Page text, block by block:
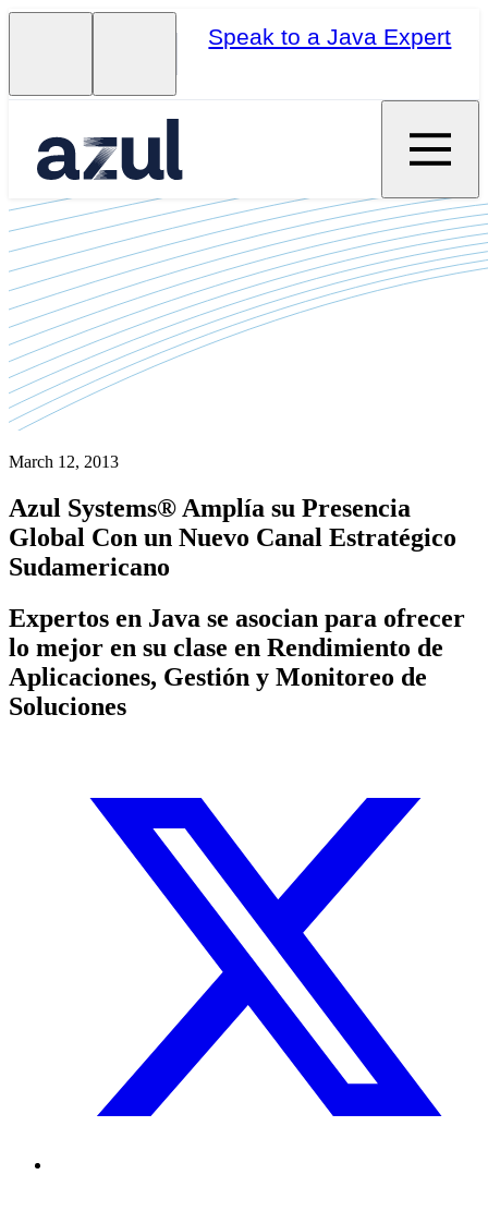
Speak to a Java Expert
March 12, 2013
Azul Systems® Amplía su Presencia
Global Con un Nuevo Canal Estratégico
Sudamericano
Expertos en Java se asocian para ofrecer
lo mejor en su clase en Rendimiento de
Aplicaciones, Gestión y Monitoreo de
Soluciones